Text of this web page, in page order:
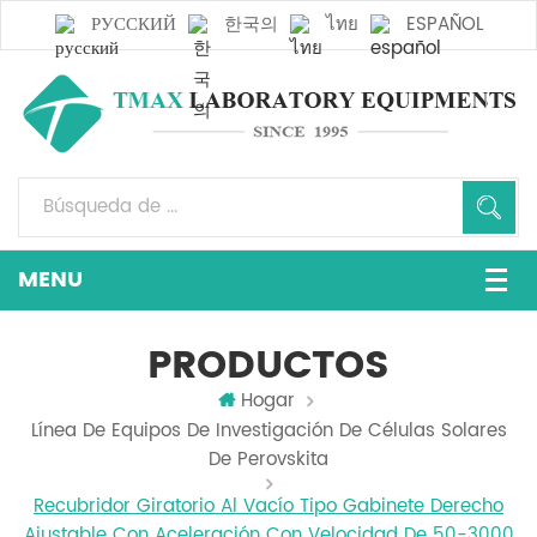
РУССКИЙ 한국의 ไทย ESPAÑOL
PRODUCTOS
Hogar
Línea De Equipos De Investigación De Células Solares
De Perovskita
Recubridor Giratorio Al Vacío Tipo Gabinete Derecho